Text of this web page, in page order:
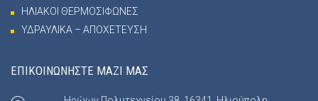
ΗΛΙΑΚΟΙ ΘΕΡΜΟΣΙΦΩΝΕΣ
ΥΔΡΑΥΛΙΚΑ – ΑΠΟΧΕΤΕΥΣΗ
ΕΠΙΚΟΙΝΩΝΗΣΤΕ ΜΑΖΙ ΜΑΣ